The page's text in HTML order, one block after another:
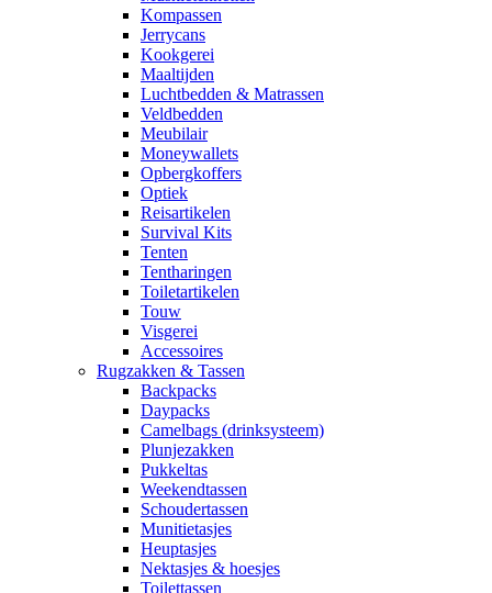
Kompassen
Jerrycans
Kookgerei
Maaltijden
Luchtbedden & Matrassen
Veldbedden
Meubilair
Moneywallets
Opbergkoffers
Optiek
Reisartikelen
Survival Kits
Tenten
Tentharingen
Toiletartikelen
Touw
Visgerei
Accessoires
Rugzakken & Tassen
Backpacks
Daypacks
Camelbags (drinksysteem)
Plunjezakken
Pukkeltas
Weekendtassen
Schoudertassen
Munitietasjes
Heuptasjes
Nektasjes & hoesjes
Toilettassen